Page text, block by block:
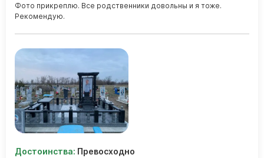
Достоинства: Превосходно
Фото прикреплю. Все родственники довольны и я тоже.
Рекомендую.